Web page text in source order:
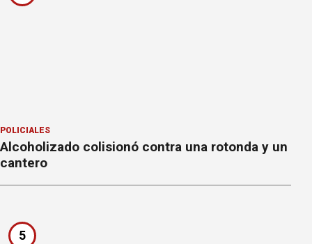
POLICIALES
Alcoholizado colisionó contra una rotonda y un
cantero
5